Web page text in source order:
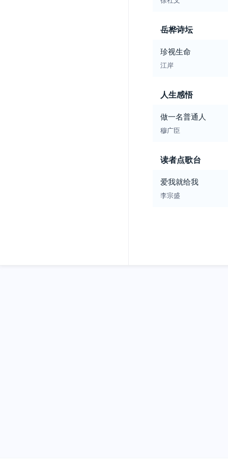
岳桦诗坛
珍视生命
江岸
人生感悟
做一名普通人
穆广臣
读者点歌台
爱我就给我
李宗盛